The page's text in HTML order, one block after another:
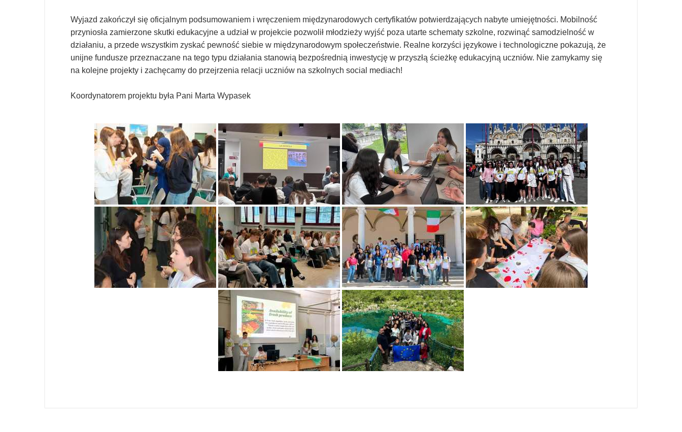
Wyjazd zakończył się oficjalnym podsumowaniem i wręczeniem międzynarodowych certyfikatów potwierdzających nabyte umiejętności. Mobilność
przyniosła zamierzone skutki edukacyjne a udział w projekcie pozwolił młodzieży wyjść poza utarte schematy szkolne, rozwinąć samodzielność w
działaniu, a przede wszystkim zyskać pewność siebie w międzynarodowym społeczeństwie. Realne korzyści językowe i technologiczne pokazują, że
unijne fundusze przeznaczane na tego typu działania stanowią bezpośrednią inwestycję w przyszłą ścieżkę edukacyjną uczniów. Nie zamykamy się
na kolejne projekty i zachęcamy do przejrzenia relacji uczniów na szkolnych social mediach!
Koordynatorem projektu była Pani Marta Wypasek